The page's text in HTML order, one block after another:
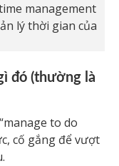
management
lý thời gian của
đó (thường là
to do
cố gắng để vượt